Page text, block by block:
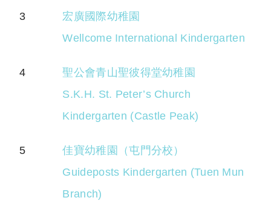
3
宏廣國際幼稚園
Wellcome International Kindergarten
4
聖公會青山聖彼得堂幼稚園
S.K.H. St. Peter’s Church
Kindergarten (Castle Peak)
5
佳寶幼稚園（屯門分校）
Guideposts Kindergarten (Tuen Mun
Branch)